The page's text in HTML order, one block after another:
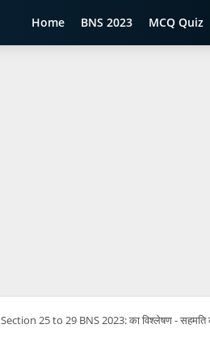
Home BNS 2023 MCQ Quiz
Section 25 to 29 BNS 2023: का विश्लेषण -